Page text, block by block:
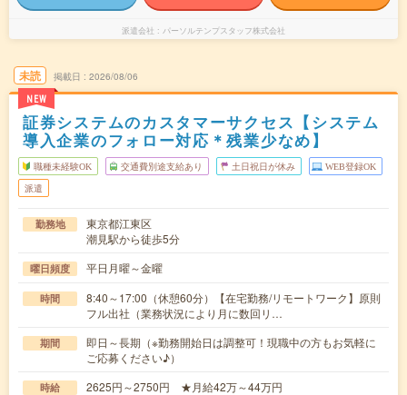
派遣会社 パーソルテンプスタッフ株式会社
未読
NEW
掲載日 2026/08/06
証券システムのカスタマーサクセス【システム
導入企業のフォロー対応＊残業少なめ】
職種未経験OK 交通費別途支給あり 土日祝日が休み WEB登録OK
派遣
勤務地
東京都江東区
潮見駅から徒歩5分
曜日頻度 平日月曜～金曜
時間
8:40～17:00（休憩60分）【在宅勤務/リモートワーク】原則
フル出社（業務状況により月に数回リ…
期間
即日～長期（※勤務開始日は調整可！現職中の方もお気軽に
ご応募ください♪）
時給 2625円～2750円 ★月給42万～44万円